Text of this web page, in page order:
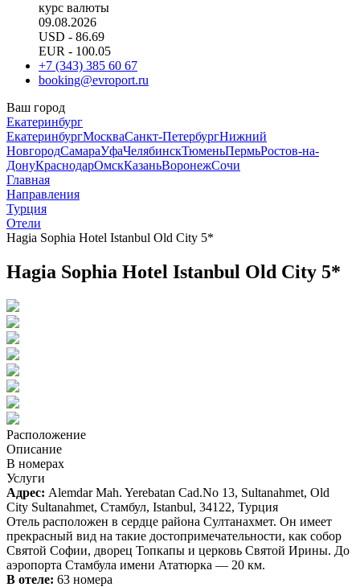
курс валюты
09.08.2026
USD - 86.69
EUR - 100.05
+7 (343) 385 60 67
booking@evroport.ru
Ваш город
Екатеринбург
ЕкатеринбургМоскваСанкт-ПетербургНижний
НовгородСамараУфаЧелябинскТюменьПермьРостов-на-
ДонуКраснодарОмскКазаньВоронежСочи
Главная
Направления
Турция
Отели
Hagia Sophia Hotel Istanbul Old City 5*
Hagia Sophia Hotel Istanbul Old City 5*
Расположение
Описание
В номерах
Услуги
Адрес: Alemdar Mah. Yerebatan Cad.No 13, Sultanahmet, Old
City Sultanahmet, Стамбул, Istanbul, 34122, Турция
Отель расположен в сердце района Султанахмет. Он имеет
прекрасный вид на такие достопримечательности, как собор
Святой Софии, дворец Топкапы и церковь Святой Ирины. До
аэропорта Стамбула имени Ататюрка — 20 км.
В отеле: 63 номера